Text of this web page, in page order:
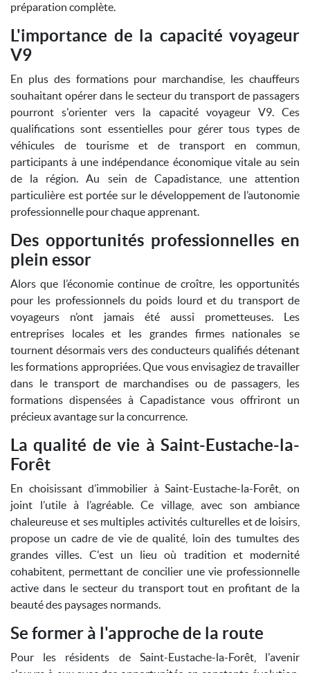
préparation complète.
L'importance de la capacité voyageur
V9
En plus des formations pour marchandise, les chauffeurs
souhaitant opérer dans le secteur du transport de passagers
pourront s'orienter vers la capacité voyageur V9. Ces
qualifications sont essentielles pour gérer tous types de
véhicules de tourisme et de transport en commun,
participants à une indépendance économique vitale au sein
de la région. Au sein de Capadistance, une attention
particulière est portée sur le développement de l’autonomie
professionnelle pour chaque apprenant.
Des opportunités professionnelles en
plein essor
Alors que l’économie continue de croître, les opportunités
pour les professionnels du poids lourd et du transport de
voyageurs n’ont jamais été aussi prometteuses. Les
entreprises locales et les grandes firmes nationales se
tournent désormais vers des conducteurs qualifiés détenant
les formations appropriées. Que vous envisagiez de travailler
dans le transport de marchandises ou de passagers, les
formations dispensées à Capadistance vous offriront un
précieux avantage sur la concurrence.
La qualité de vie à Saint-Eustache-la-
Forêt
En choisissant d’immobilier à Saint-Eustache-la-Forêt, on
joint l’utile à l’agréable. Ce village, avec son ambiance
chaleureuse et ses multiples activités culturelles et de loisirs,
propose un cadre de vie de qualité, loin des tumultes des
grandes villes. C'est un lieu où tradition et modernité
cohabitent, permettant de concilier une vie professionnelle
active dans le secteur du transport tout en profitant de la
beauté des paysages normands.
Se former à l'approche de la route
Pour les résidents de Saint-Eustache-la-Forêt, l'avenir